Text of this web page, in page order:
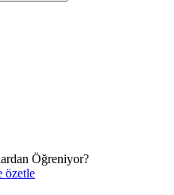
Öğreniyor?
özetle